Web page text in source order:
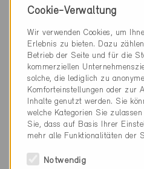
Rain 6026
LU-059-A
Cookie-Verwaltung
Wir verwenden Cookies, um
Erlebnis zu bieten. Dazu
Betrieb der Seite und für die
kommerziellen
solche, die lediglich zu
Komforteinstellungen oder zur
Inhalte genutzt werden. Sie
welche Kategorien Sie
Sie, dass auf Basis Ihrer
mehr alle Funktionalitäten der
Notwendig